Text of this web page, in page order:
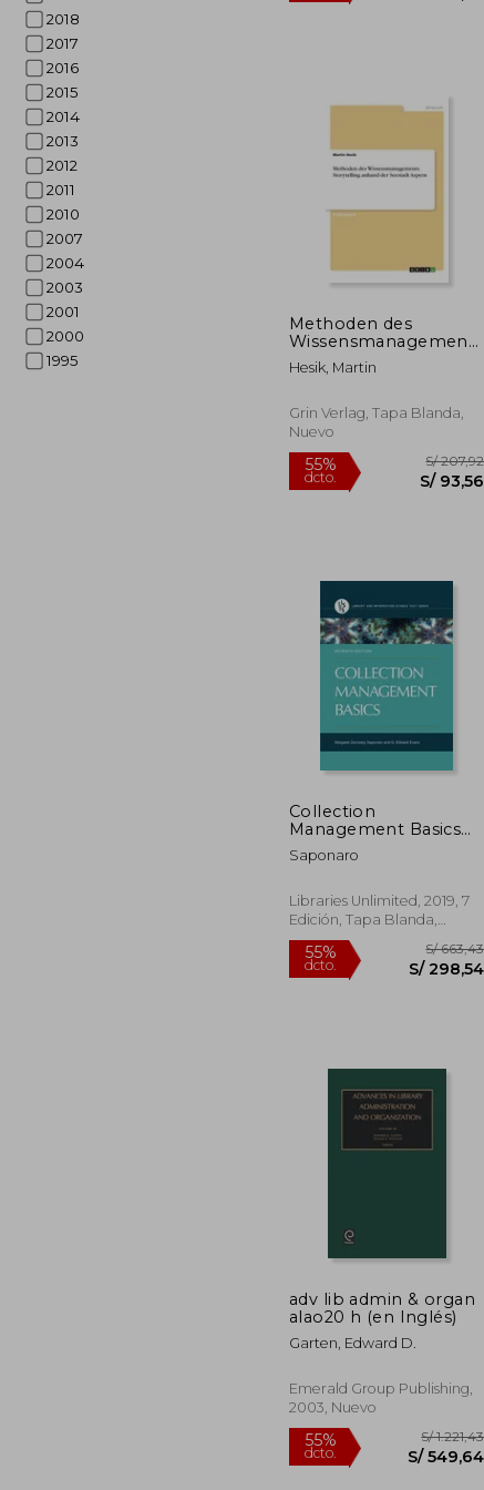
2018
2017
2016
2015
2014
2013
2012
2011
2010
2007
2004
2003
2001
2000
1995
Methoden des
Wissensmanagements.
Storytelling anhand
der Seestadt Aspern
Hesik, Martin
Grin Verlag, Tapa Blanda,
Nuevo
dcto.
Collection
Management Basics
(Library and
Information Science
Saponaro
Libraries Unlimited, 2019, 7
Edición, Tapa Blanda,
Nuevo
55%
dcto.
adv lib admin & organ
alao20 h (en Inglés)
Garten, Edward D.
Emerald Group Publishing,
2003, Nuevo